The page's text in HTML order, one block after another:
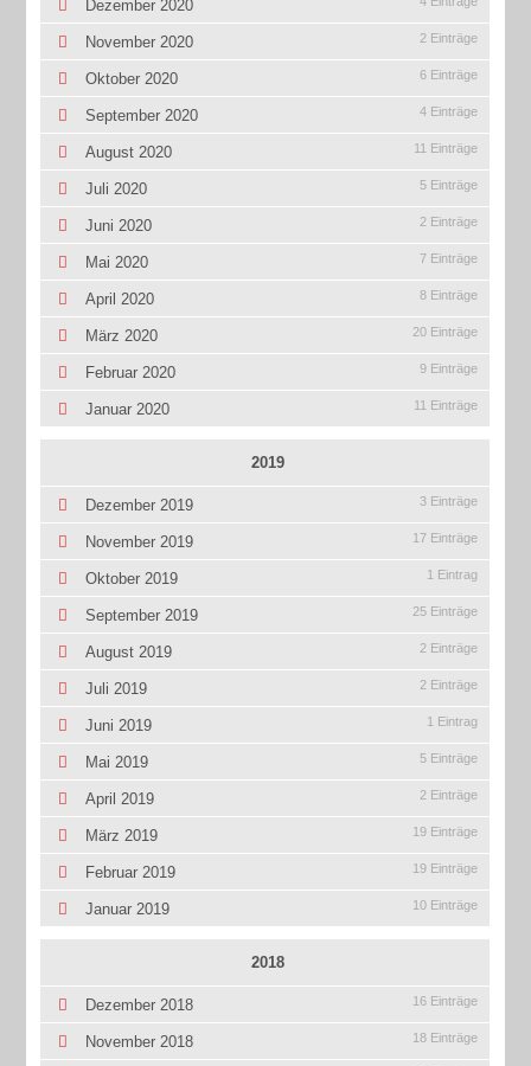
Dezember 2020
November 2020 2 Einträge
Oktober 2020 6 Einträge
September 2020 4 Einträge
August 2020 11 Einträge
Juli 2020 5 Einträge
Juni 2020 2 Einträge
Mai 2020 7 Einträge
April 2020 8 Einträge
März 2020 20 Einträge
Februar 2020 9 Einträge
Januar 2020 11 Einträge
2019
Dezember 2019 3 Einträge
November 2019 17 Einträge
Oktober 2019 1 Eintrag
September 2019 25 Einträge
August 2019 2 Einträge
Juli 2019 2 Einträge
Juni 2019 1 Eintrag
Mai 2019 5 Einträge
April 2019 2 Einträge
März 2019 19 Einträge
Februar 2019 19 Einträge
Januar 2019 10 Einträge
2018
Dezember 2018 16 Einträge
November 2018 18 Einträge